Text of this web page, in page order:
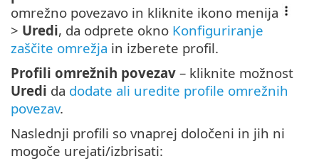
omrežno povezavo in kliknite ikono menija
> Uredi, da odprete okno Konfiguriranje
zaščite omrežja in izberete profil.
Profili omrežnih povezav – kliknite možnost
Uredi da dodate ali uredite profile omrežnih
povezav.
Naslednji profili so vnaprej določeni in jih ni
mogoče urejati/izbrisati: